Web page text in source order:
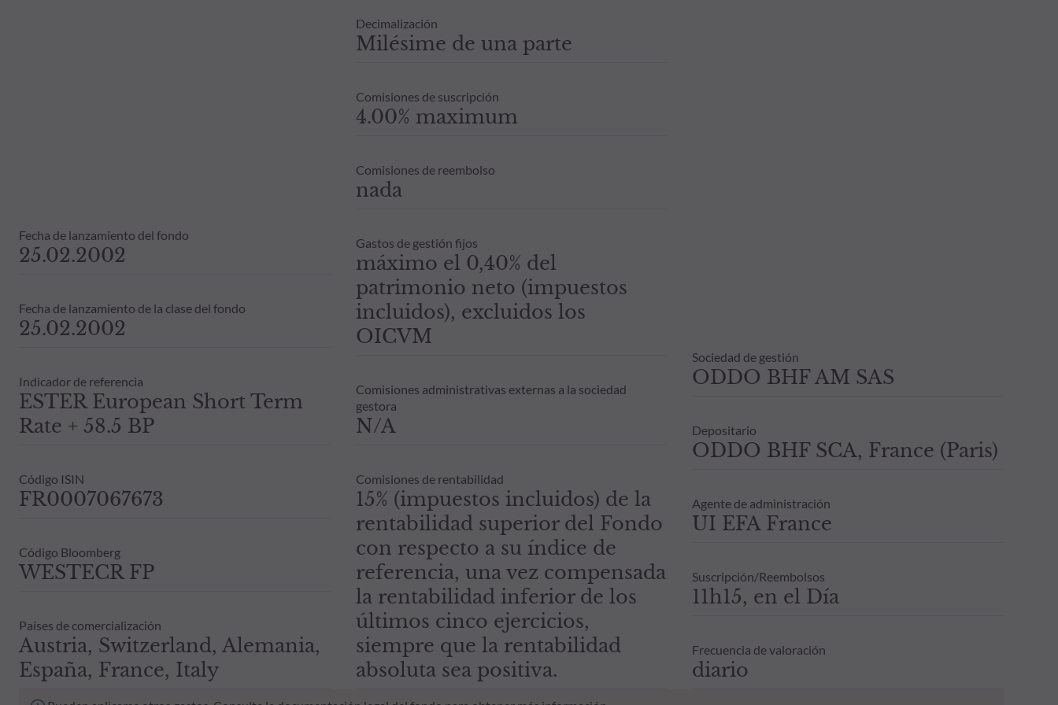
Fecha de lanzamiento del fondo
25.02.2002
Fecha de lanzamiento de la clase del fondo
25.02.2002
Indicador de referencia
ESTER European Short Term
Rate + 58.5 BP
Código ISIN
FR0007067673
Código Bloomberg
WESTECR FP
Países de comercialización
Austria, Switzerland, Alemania,
España, France, Italy
Decimalización
Milésime de una parte
Comisiones de suscripción
4.00% maximum
Comisiones de reembolso
nada
Gastos de gestión fijos
máximo el 0,40% del
patrimonio neto (impuestos
incluidos), excluidos los
OICVM
Comisiones administrativas externas a la sociedad
gestora
N/A
Comisiones de rentabilidad
15% (impuestos incluidos) de la
rentabilidad superior del Fondo
con respecto a su índice de
referencia, una vez compensada
la rentabilidad inferior de los
últimos cinco ejercicios,
siempre que la rentabilidad
absoluta sea positiva.
Sociedad de gestión
ODDO BHF AM SAS
Depositario
ODDO BHF SCA, France (Paris)
Agente de administración
UI EFA France
Suscripción/Reembolsos
11h15, en el Día
Frecuencia de valoración
diario